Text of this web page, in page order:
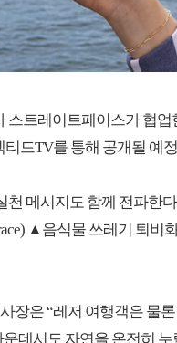
트레이트페이스가 협업
드TV를 통해 공개될 예
천 메시지도 함께 전파한
▲음식물 쓰레기 퇴비
장은 “레저 여행객은 물
데서도 자연을 온전히